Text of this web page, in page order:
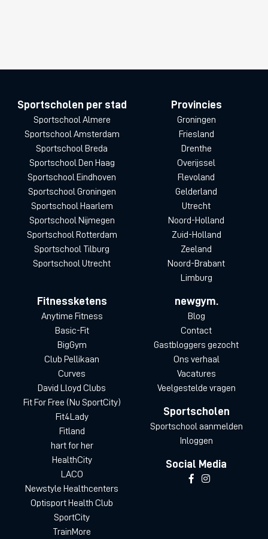
Sportscholen per stad
Sportschool Almere
Sportschool Amsterdam
Sportschool Breda
Sportschool Den Haag
Sportschool Eindhoven
Sportschool Groningen
Sportschool Haarlem
Sportschool Nijmegen
Sportschool Rotterdam
Sportschool Tilburg
Sportschool Utrecht
Provincies
Groningen
Friesland
Drenthe
Overijssel
Flevoland
Gelderland
Utrecht
Noord-Holland
Zuid-Holland
Zeeland
Noord-Brabant
Limburg
Fitnessketens
Anytime Fitness
Basic-Fit
BigGym
Club Pellikaan
Curves
David Lloyd Clubs
Fit For Free (Nu SportCity)
Fit4Lady
Fitland
hart for her
HealthCity
LACO
Newstyle Healthcenters
Optisport Health Club
SportCity
TrainMore
newgym.
Blog
Contact
Gastbloggers gezocht
Ons verhaal
Vacatures
Veelgestelde vragen
Sportscholen
Sportschool aanmelden
Inloggen
Social Media